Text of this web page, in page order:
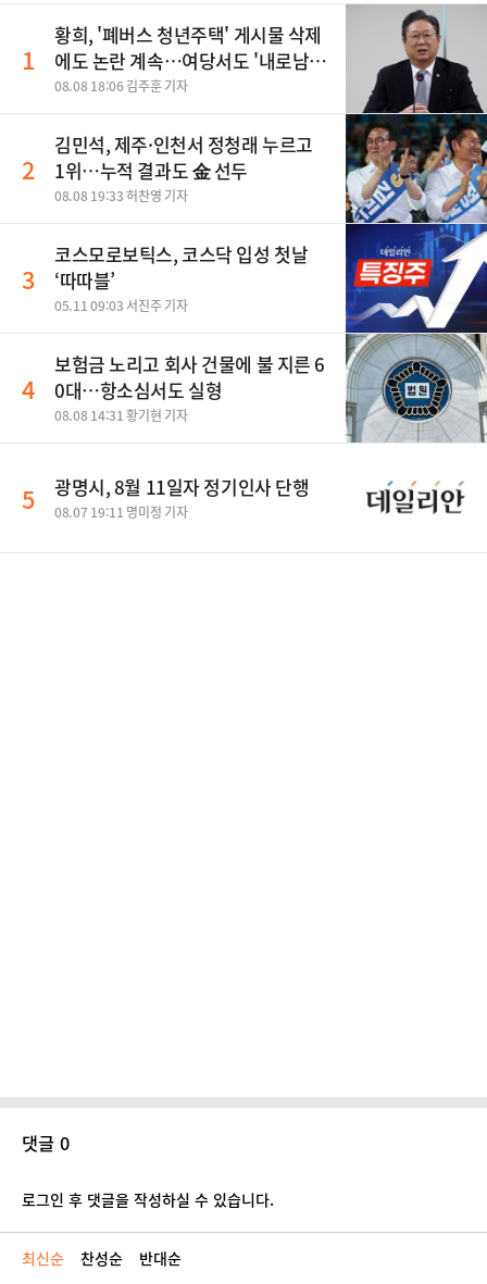
1
황희, '폐버스 청년주택' 게시물 삭제
에도 논란 계속…여당서도 '내로남
불' 비판
08.08 18:06 김주훈 기자
2
김민석, 제주·인천서 정청래 누르고
1위…누적 결과도 金 선두
08.08 19:33 허찬영 기자
3
코스모로보틱스, 코스닥 입성 첫날
‘따따블’
05.11 09:03 서진주 기자
4
보험금 노리고 회사 건물에 불 지른 6
0대…항소심서도 실형
08.08 14:31 황기현 기자
5 광명시, 8월 11일자 정기인사 단행
08.07 19:11 명미정 기자
댓글 0
로그인 후 댓글을 작성하실 수 있습니다.
최신순 찬성순 반대순